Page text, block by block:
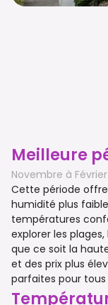
Meilleure
Novembre à Février
Cette période
humidité plus
températures
explorer les
que ce soit la
et des prix plus
parfaites pour